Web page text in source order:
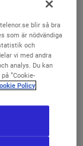
för
främjar
ger dig
över
nya
blir så bra
som är nödvändiga
och
vi med andra
analys. Du kan
”Cookie-
Policy